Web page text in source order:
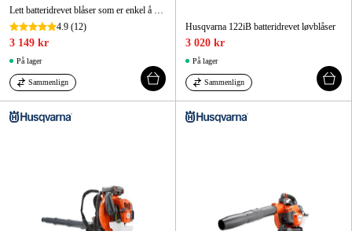
Lett batteridrevet blåser som er enkel å bruke, for små og mellomstore hager.
4.9 (12)
3 149 kr
På lager
Sammenlign
Husqvarna 122iB batteridrevet løvblåser
3 020 kr
På lager
Sammenlign